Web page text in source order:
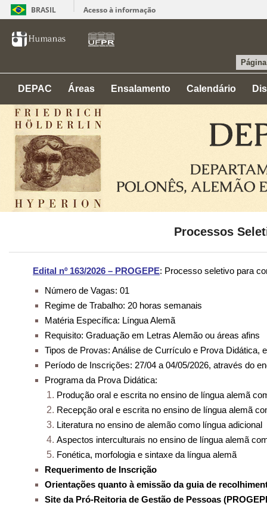
BRASIL Acesso à informação
DEPAC Áreas Ensalamento Calendário
Processos
Edital nº 163/2026 – PROGEPE: Processo seletivo para
Número de Vagas: 01
Regime de Trabalho: 20 horas semanais
Matéria Específica: Língua Alemã
Requisito: Graduação em Letras Alemão ou áreas afins
Tipos de Provas: Análise de Currículo e Prova
Período de Inscrições: 27/04 a 04/05/2026, através do
Programa da Prova Didática:
Produção oral e escrita no ensino de língua alemã
Recepção oral e escrita no ensino de língua alemã
Literatura no ensino de alemão como língua adicional
Aspectos interculturais no ensino de língua alemã
Fonética, morfologia e sintaxe da língua alemã
Requerimento de Inscrição
Orientações quanto à emissão da guia de
Site da Pró-Reitoria de Gestão de Pessoas